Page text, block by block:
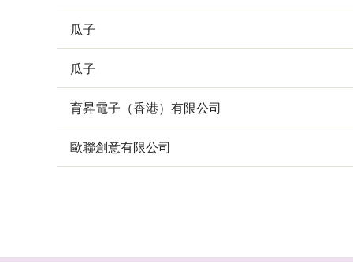
瓜子
瓜子
育昇電子（香港）有限公司
歐聯創意有限公司